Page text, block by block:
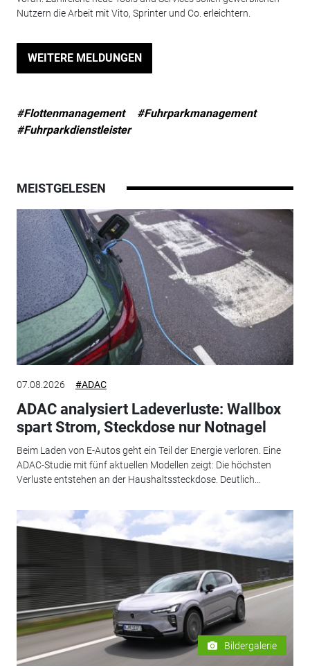
Nutzern die Arbeit mit Vito, Sprinter und Co. erleichtern.
WEITERE MELDUNGEN
#Flottenmanagement
#Fuhrparkmanagement
#Fuhrparkdienstleister
MEISTGELESEN
07.08.2026 #ADAC
ADAC analysiert Ladeverluste: Wallbox
spart Strom, Steckdose nur Notnagel
Beim Laden von E-Autos geht ein Teil der Energie verloren. Eine
ADAC-Studie mit fünf aktuellen Modellen zeigt: Die höchsten
Verluste entstehen an der Haushaltssteckdose. Deutlich...
Bildergalerie